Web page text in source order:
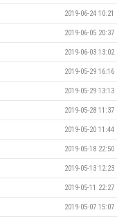
2019-06-24 10:21
2019-06-05 20:37
2019-06-03 13:02
2019-05-29 16:16
2019-05-29 13:13
2019-05-28 11:37
2019-05-20 11:44
2019-05-18 22:50
2019-05-13 12:23
2019-05-11 22:27
2019-05-07 15:07